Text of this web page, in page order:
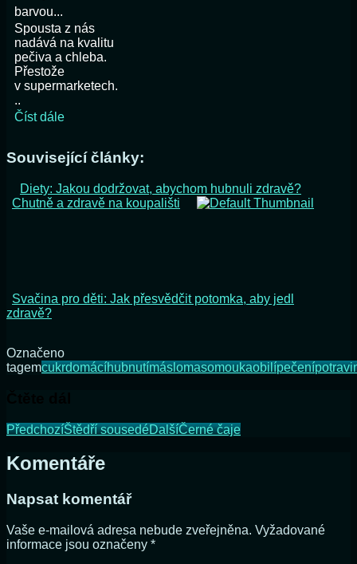
barvou...
Spousta z nás
nadává na kvalitu
pečiva a chleba.
Přestože
v supermarketech.
..
Číst dále
Související články:
Diety: Jakou dodržovat, abychom hubnuli zdravě?
Chutně a zdravě na koupališti
Svačina pro děti: Jak přesvědčit potomka, aby jedl
zdravě?
Označeno
tagemcukrdomácíhubnutímáslomasomoukaobilípečení
PředchozíŠtědří sousedéDalšíČerné čaje
Komentáře
Napsat komentář
Vaše e-mailová adresa nebude zveřejněna. Vyžadované
informace jsou označeny *